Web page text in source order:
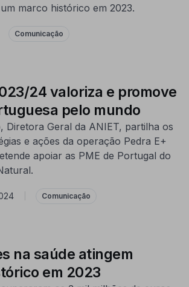
marco histórico em 2023.
Comunicação
24 valoriza e promove
pelo mundo
Diretora Geral da ANIET, partilha os
e ações da operação Pedra E+
apoiar as PME de Portugal do
Comunicação
na saúde atingem
em 2023